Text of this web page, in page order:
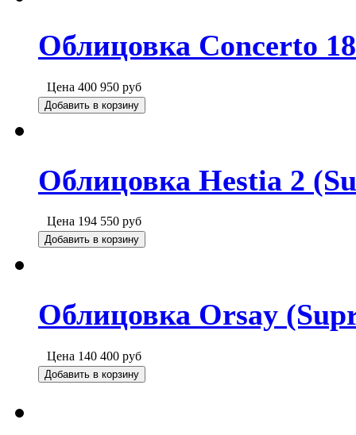
Облицовка Concerto
Цена 400 950 руб
Добавить в корзину
Облицовка Hestia 2
Цена 194 550 руб
Добавить в корзину
Облицовка Orsay
Цена 140 400 руб
Добавить в корзину